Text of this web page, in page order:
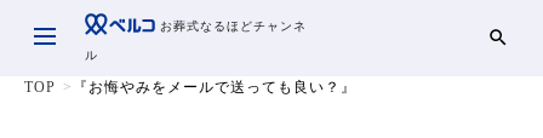
お葬式なるほどチャンネ
ル
TOP 『お悔やみをメールで送っても良い？』